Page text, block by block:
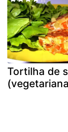
Tortilha de